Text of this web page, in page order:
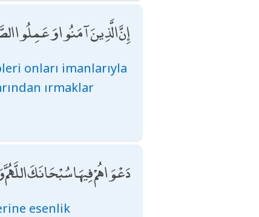
إِنَّ الَّذِينَ آمَنُوا وَعَمِلُوا
onları imanlarıyla
ırmaklar
دَعْوَاهُمْ فِيهَا سُبْحَانَكَ
esenlik